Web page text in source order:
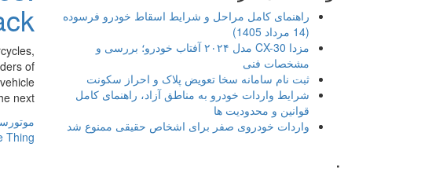
of
[…]
Thing
راهنمای کامل مراحل و شرایط اسقاط خودرو فرسوده
(14 مرداد 1405)
مزدا CX-30 مدل ۲۰۲۴ آفتاب خودرو؛ بررسی و
مشخصات فنی
ثبت نام سامانه سخا تعویض پلاک و احراز سکونت
شرایط واردات خودرو به مناطق آزاد، راهنمای کامل
قوانین و محدودیت ها
واردات خودروی صفر برای اشخاص حقیقی ممنوع شد
.